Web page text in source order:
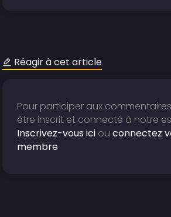
Réagir à cet article
Pour participer aux
être inscrit et connecté à notre
Inscrivez-vous ici ouconnectez
membre